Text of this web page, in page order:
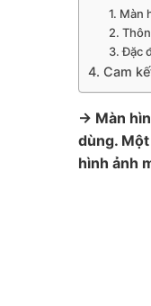
1. Màn
2.
3. Đặc
4. Cam
→ Màn
dùng.
hình ảnh